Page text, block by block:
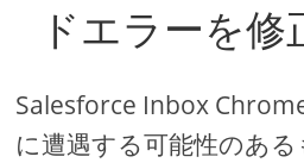
ドエラーを修
Salesforce Inbox
に遭遇する可能性のあ